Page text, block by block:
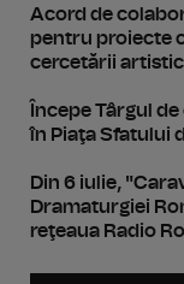
Acord de
pentru proiecte
cercetării
Începe Târgul
în Piaţa Sfatului
Din 6 iulie,
Dramaturgiei
reţeaua Radio